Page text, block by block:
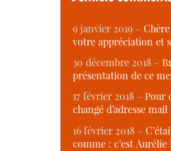
9 janvier 2019 –
votre appréciation et
30 décembre 2018 –
présentation de ce
17 février 2018 – Pour
changé d’adresse
16 février 2018 –
comme : c’est